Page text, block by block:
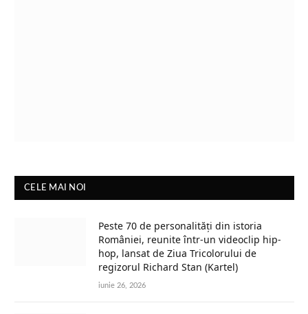
CELE MAI NOI
Peste 70 de personalități din istoria
României, reunite într-un videoclip hip-
hop, lansat de Ziua Tricolorului de
regizorul Richard Stan (Kartel)
iunie 26, 2026